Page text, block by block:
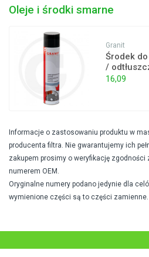
Oleje i środki smarne
Granit
Środek
/
16,09
Informacje o zastosowaniu produktu w
producenta filtra. Nie gwarantujemy ich
zakupem prosimy o weryfikację
numerem OEM.
Oryginalne numery podano jedynie dla
wymienione części są to części zamienne.